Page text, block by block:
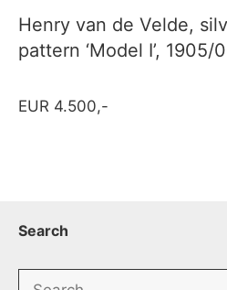
Henry van de Velde,
pattern ‘Model I’, 1905/
EUR 4.500,-
Search
Search